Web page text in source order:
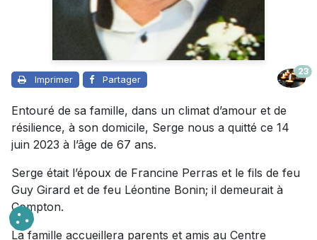
Imprimer Partager
23
Entouré de sa famille, dans un climat d’amour et de
résilience, à son domicile, Serge nous a quitté ce 14
juin 2023 à l’âge de 67 ans.
Serge était l’époux de Francine Perras et le fils de feu
Guy Girard et de feu Léontine Bonin; il demeurait à
Compton.
La famille accueillera parents et amis au Centre